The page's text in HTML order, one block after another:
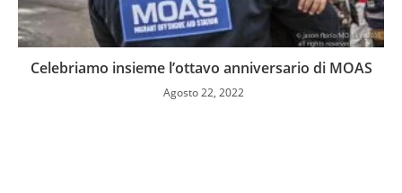
Celebriamo insieme l’ottavo anniversario di MOAS
Agosto 22, 2022